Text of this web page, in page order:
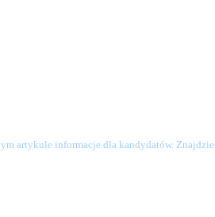
artykule informacje dla kandydatów.